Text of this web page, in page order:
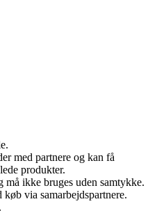
med partnere og kan få
produkter.
ikke bruges uden samtykke.
via samarbejdspartnere.